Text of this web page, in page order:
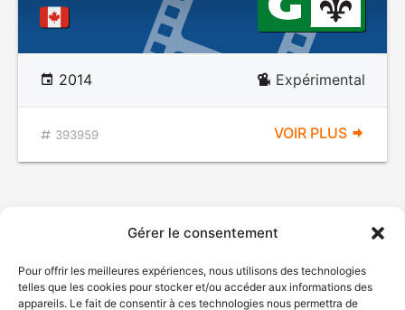
Gérer le consentement
Pour offrir les meilleures expériences, nous utilisons des technologies
telles que les cookies pour stocker et/ou accéder aux informations des
appareils. Le fait de consentir à ces technologies nous permettra de
2014 Expérimental
393959 VOIR PLUS